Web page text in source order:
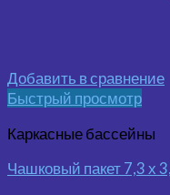
Добавить в сравнение
Быстрый просмотр
Каркасные бассейны
Чашковый пакет 7,3 х